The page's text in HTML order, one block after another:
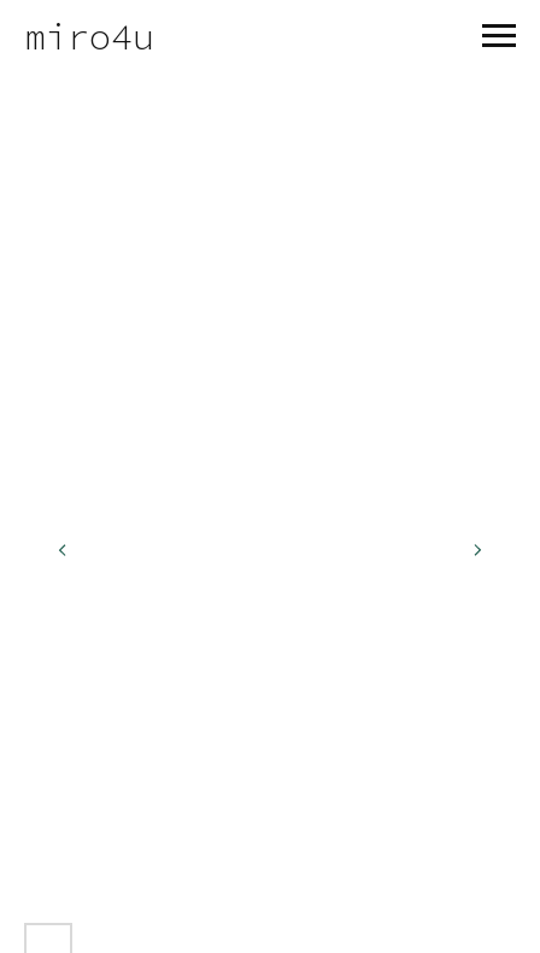
miro4u